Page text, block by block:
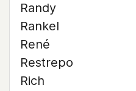
Randy
Rankel
René
Restrepo
Rich